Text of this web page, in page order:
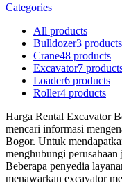
Categories
All products
Bulldozer3 products
Crane48 products
Excavator7
Loader6 products
Roller4 products
Harga Rental Excavator
mencari informasi
Bogor. Untuk
menghubungi perusahaan
Beberapa penyedia
menawarkan excavator